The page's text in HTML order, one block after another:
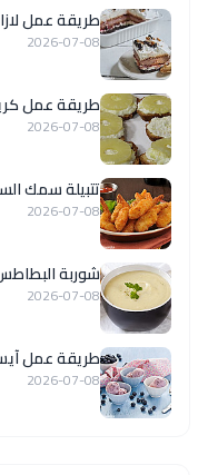
طريقة عمل
2026-07-08
طريقة عمل
2026-07-08
تتبيلة سمك
2026-07-08
شوربة
2026-07-08
طريقة عمل
2026-07-08